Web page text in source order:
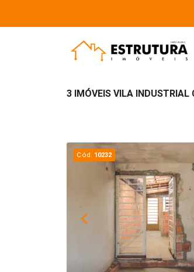
3 IMÓVEIS VILA INDUSTRIAL
Cód. 10232